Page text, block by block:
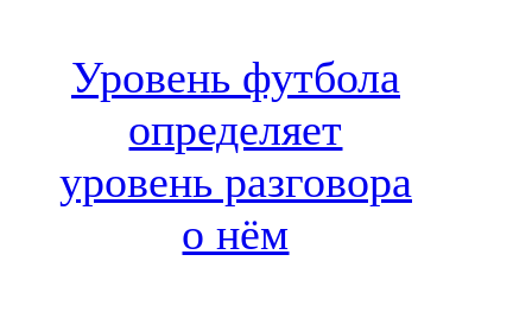
Уровень футбола
определяет
уровень разговора
о нём